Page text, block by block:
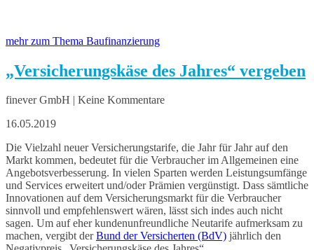
mehr zum Thema Baufinanzierung
„Versicherungskäse des Jahres“ vergeben
finever GmbH | Keine Kommentare
16.05.2019
Die Vielzahl neuer Versicherungstarife, die Jahr für Jahr auf den
Markt kommen, bedeutet für die Verbraucher im Allgemeinen eine
Angebotsverbesserung. In vielen Sparten werden Leistungsumfänge
und Services erweitert und/oder Prämien vergünstigt. Dass sämtliche
Innovationen auf dem Versicherungsmarkt für die Verbraucher
sinnvoll und empfehlenswert wären, lässt sich indes auch nicht
sagen. Um auf eher kundenunfreundliche Neutarife aufmerksam zu
machen, vergibt derBund der Versicherten (BdV) jährlich den